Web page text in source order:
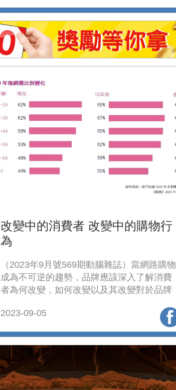
改變中的消費者 改變中的購物行
為
（2023年9月號569期動腦雜誌）當網路購物
成為不可逆的趨勢，品牌應該深入了解消費
者為何改變，如何改變以及其改變對於品牌
2023-09-05